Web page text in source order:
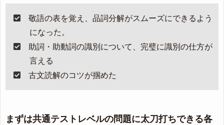
敬語の表を覚え、品詞分解がスムーズにできるよう
になった。
助詞・助動詞の識別について、完璧に識別の仕方が
言える
古文読解のコツが掴めた
まずは共通テストレベルの問題に太刀打ちできる各